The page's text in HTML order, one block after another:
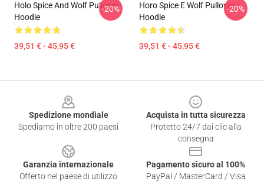
Holo Spice And Wolf Pullover
Hoodie
39,51 € - 45,95 €
-20%
Horo Spice E Wolf Pullover
Hoodie
39,51 € - 45,95 €
-20%
Spedizione mondiale
Spediamo in oltre 200 paesi
Acquista in tutta sicurezza
Protetto 24/7 dai clic alla
consegna
Garanzia internazionale
Offerto nel paese di utilizzo
Pagamento sicuro al 100%
PayPal / MasterCard / Visa